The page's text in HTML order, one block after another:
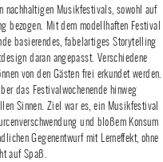
nachhaltigen Musikfestivals, sowohl auf
bezogen. Mit dem modellhaften Festival
basierendes, fabelartiges Storytelling
daran angepasst. Verschiedene
von den Gästen frei erkundet werden.
das Festivalwochenende hinweg
Sinnen. Ziel war es, ein Musikfestival
und bloßem Konsum
Gegenentwurf mit Lerneffekt, ohne
auf Spaß.